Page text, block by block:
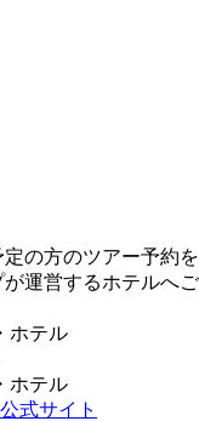
の方のツアー予約
運営するホテルへ
公式サイト